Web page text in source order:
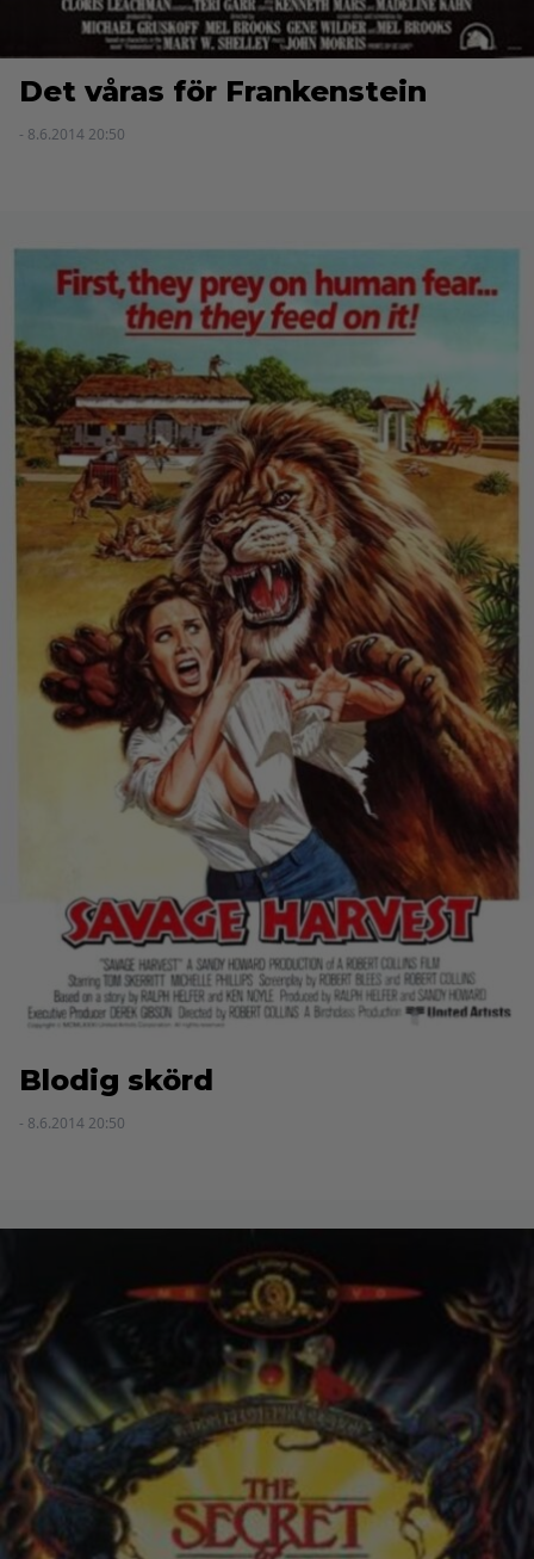
Det våras för Frankenstein
- 8.6.2014 20:50
Blodig skörd
- 8.6.2014 20:50